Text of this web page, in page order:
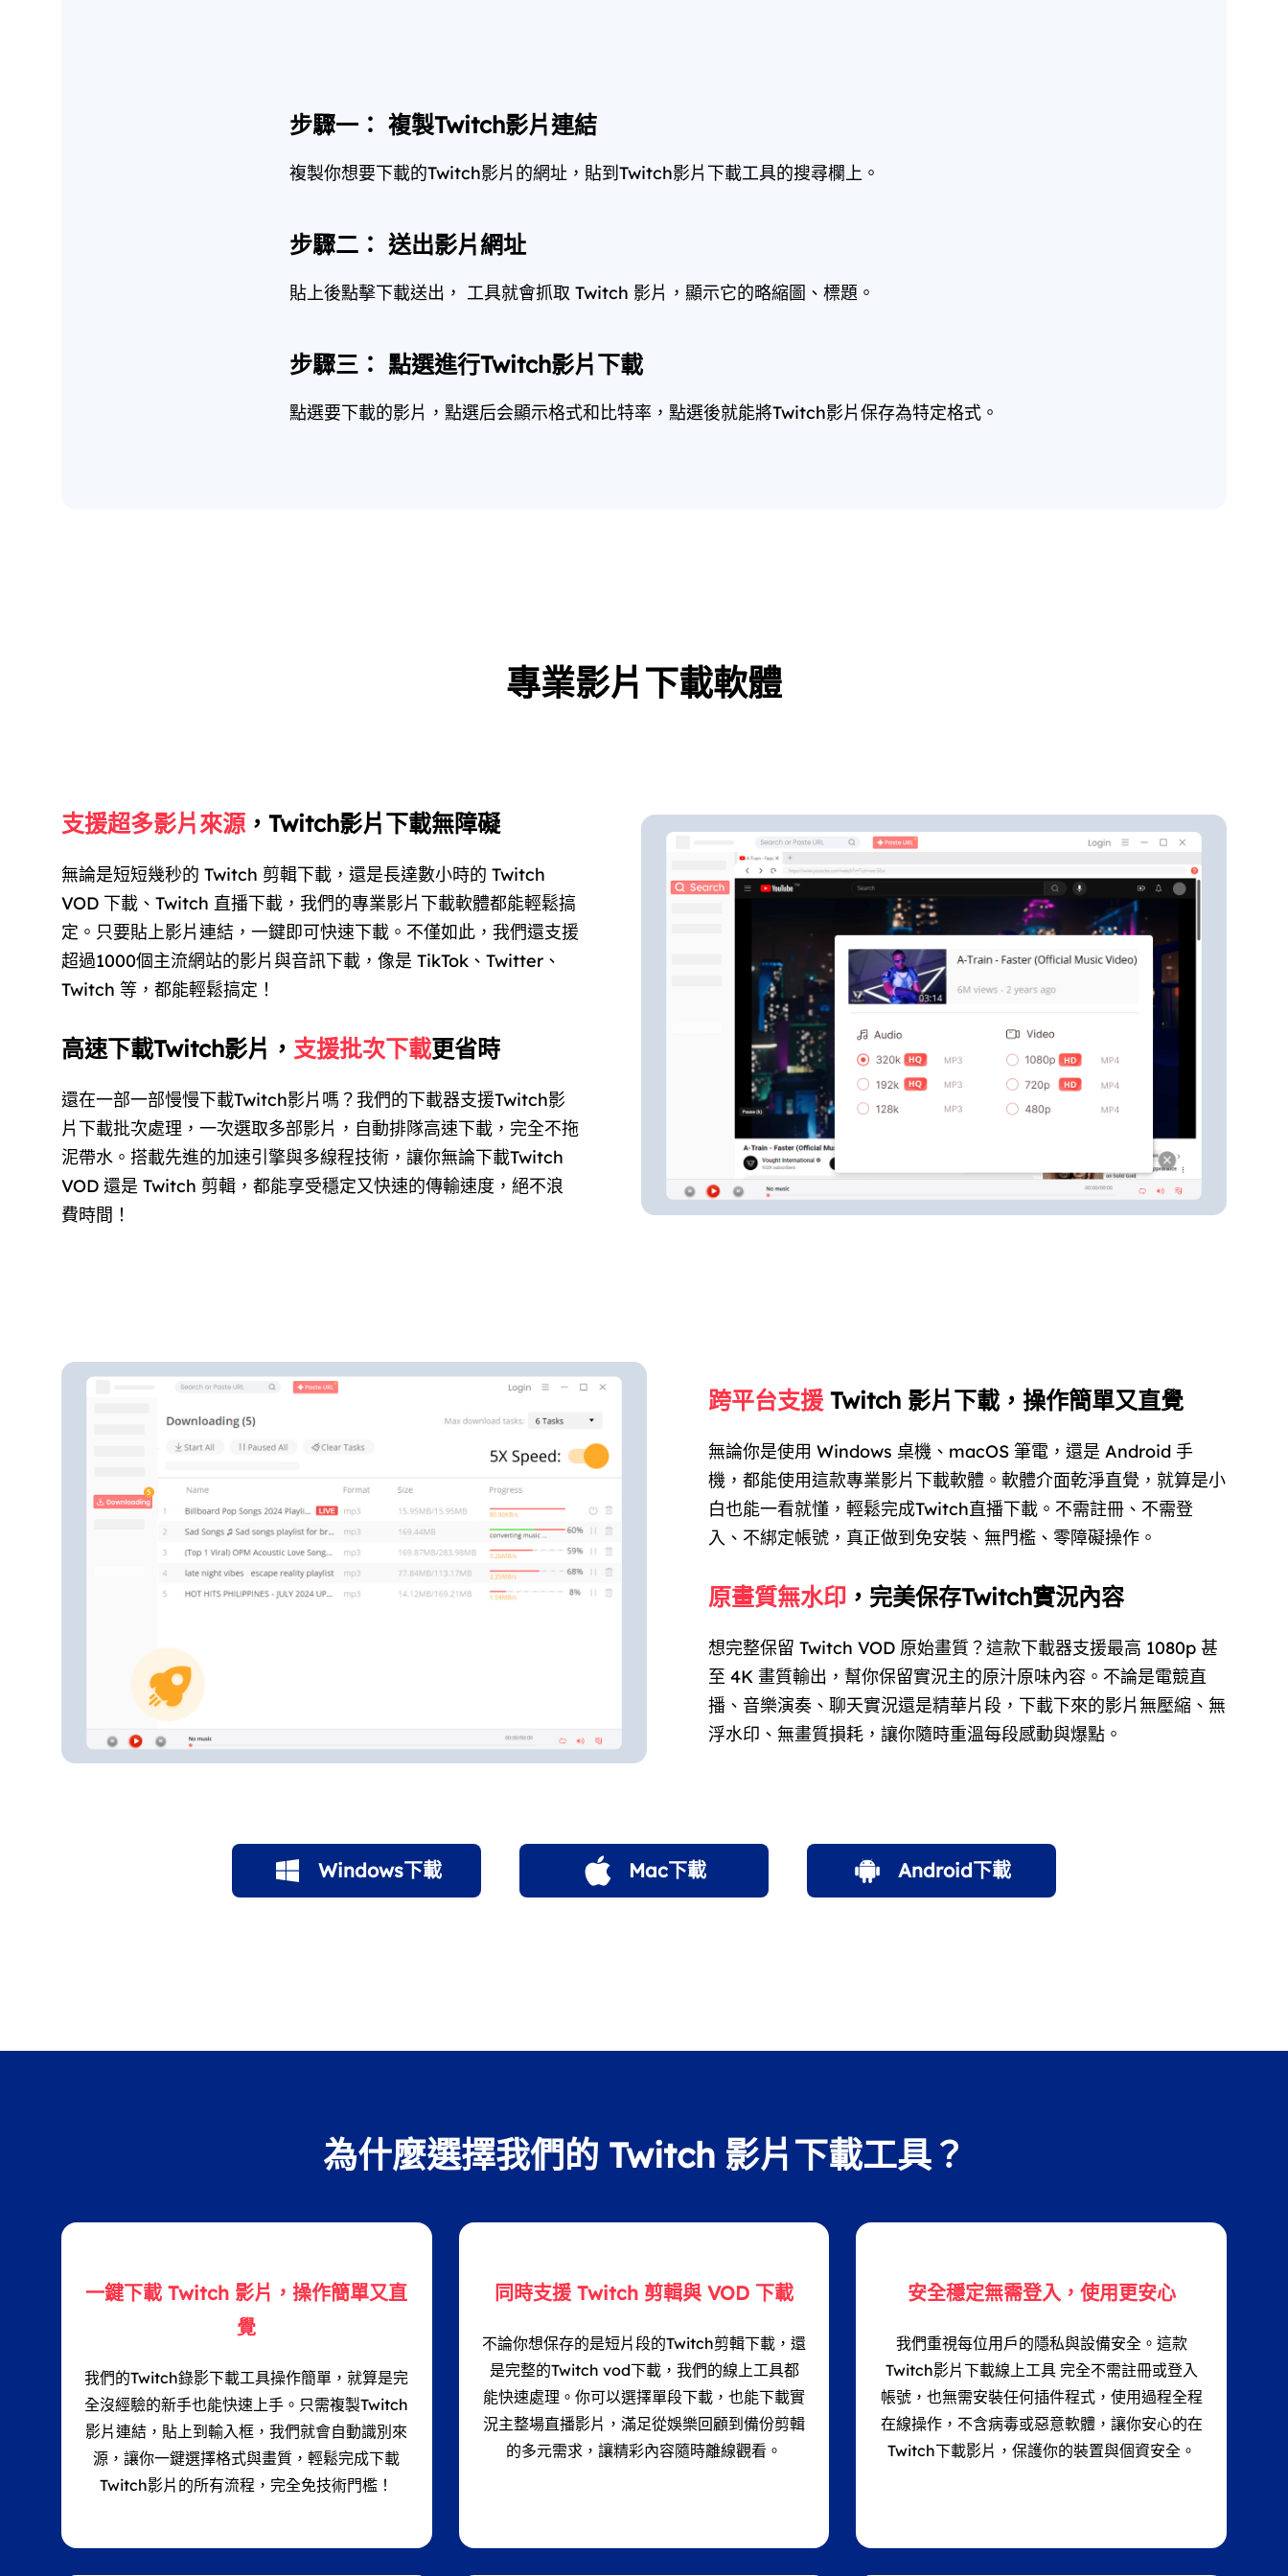
步驟一： 複製Twitch影片連結
複製你想要下載的Twitch影片的網址，貼到Twitch影片下載工具的搜尋欄上。
步驟二： 送出影片網址
貼上後點擊下載送出， 工具就會抓取 Twitch 影片，顯示它的略縮圖、標題。
步驟三： 點選進行Twitch影片下載
點選要下載的影片，點選后会顯示格式和比特率，點選後就能將Twitch影片保存為特定格式。
專業影片下載軟體
支援超多影片來源，Twitch影片下載無障礙
無論是短短幾秒的 Twitch 剪輯下載，還是長達數小時的 Twitch
VOD 下載、Twitch 直播下載，我們的專業影片下載軟體都能輕鬆搞
定。只要貼上影片連結，一鍵即可快速下載。不僅如此，我們還支援
超過1000個主流網站的影片與音訊下載，像是 TikTok、Twitter、
Twitch 等，都能輕鬆搞定！
高速下載Twitch影片， 支援批次下載更省時
還在一部一部慢慢下載Twitch影片嗎？我們的下載器支援Twitch影
片下載批次處理，一次選取多部影片，自動排隊高速下載，完全不拖
泥帶水。搭載先進的加速引擎與多線程技術，讓你無論下載Twitch
VOD 還是 Twitch 剪輯，都能享受穩定又快速的傳輸速度，絕不浪
費時間！
跨平台支援 Twitch 影片下載，操作簡單又直覺
無論你是使用 Windows 桌機、macOS 筆電，還是 Android 手
機，都能使用這款專業影片下載軟體。軟體介面乾淨直覺，就算是小
白也能一看就懂，輕鬆完成Twitch直播下載。不需註冊、不需登
入、不綁定帳號，真正做到免安裝、無門檻、零障礙操作。
原畫質無水印 ，完美保存Twitch實況內容
想完整保留 Twitch VOD 原始畫質？這款下載器支援最高 1080p 甚
至 4K 畫質輸出，幫你保留實況主的原汁原味內容。不論是電競直
播、音樂演奏、聊天實況還是精華片段，下載下來的影片無壓縮、無
浮水印、無畫質損耗，讓你隨時重溫每段感動與爆點。
Windows下載 Mac下載 Android下載
為什麼選擇我們的 Twitch 影片下載工具？
一鍵下載 Twitch 影片，操作簡單又直
覺
我們的Twitch錄影下載工具操作簡單，就算是完
全沒經驗的新手也能快速上手。只需複製Twitch
影片連結，貼上到輸入框，我們就會自動識別來
源，讓你一鍵選擇格式與畫質，輕鬆完成下載
Twitch影片的所有流程，完全免技術門檻！
同時支援 Twitch 剪輯與 VOD 下載
不論你想保存的是短片段的Twitch剪輯下載，還
是完整的Twitch vod下載，我們的線上工具都
能快速處理。你可以選擇單段下載，也能下載實
況主整場直播影片，滿足從娛樂回顧到備份剪輯
的多元需求，讓精彩內容隨時離線觀看。
安全穩定無需登入，使用更安心
我們重視每位用戶的隱私與設備安全。這款
Twitch影片下載線上工具 完全不需註冊或登入
帳號，也無需安裝任何插件程式，使用過程全程
在線操作，不含病毒或惡意軟體，讓你安心的在
Twitch下載影片，保護你的裝置與個資安全。